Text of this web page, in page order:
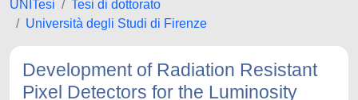
UNITesi
Tesi di dottorato
Università degli Studi di Firenze
Development of Radiation Resistant
Pixel Detectors for the Luminosity